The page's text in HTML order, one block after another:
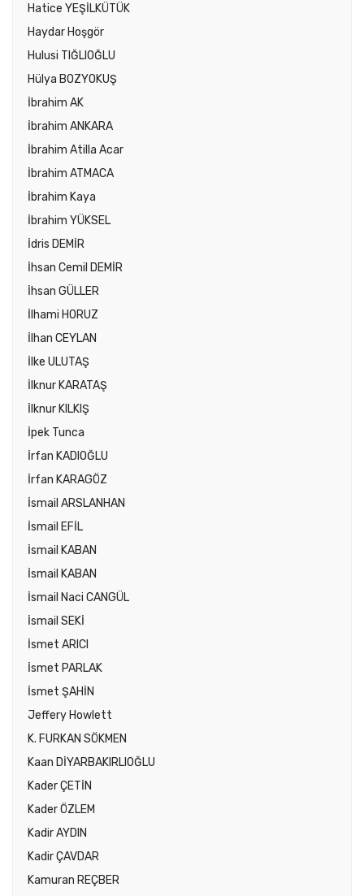
Hatice YEŞİLKÜTÜK
Haydar Hoşgör
Hulusi TIĞLIOĞLU
Hülya BOZYOKUŞ
İbrahim AK
İbrahim ANKARA
İbrahim Atilla Acar
İbrahim ATMACA
İbrahim Kaya
İbrahim YÜKSEL
İdris DEMİR
İhsan Cemil DEMİR
İhsan GÜLLER
İlhami HORUZ
İlhan CEYLAN
İlke ULUTAŞ
İlknur KARATAŞ
İlknur KILKIŞ
İpek Tunca
İrfan KADIOĞLU
İrfan KARAGÖZ
İsmail ARSLANHAN
İsmail EFİL
İsmail KABAN
İsmail KABAN
İsmail Naci CANGÜL
İsmail SEKİ
İsmet ARICI
İsmet PARLAK
İsmet ŞAHİN
Jeffery Howlett
K. FURKAN SÖKMEN
Kaan DİYARBAKIRLIOĞLU
Kader ÇETİN
Kader ÖZLEM
Kadir AYDIN
Kadir ÇAVDAR
Kamuran REÇBER